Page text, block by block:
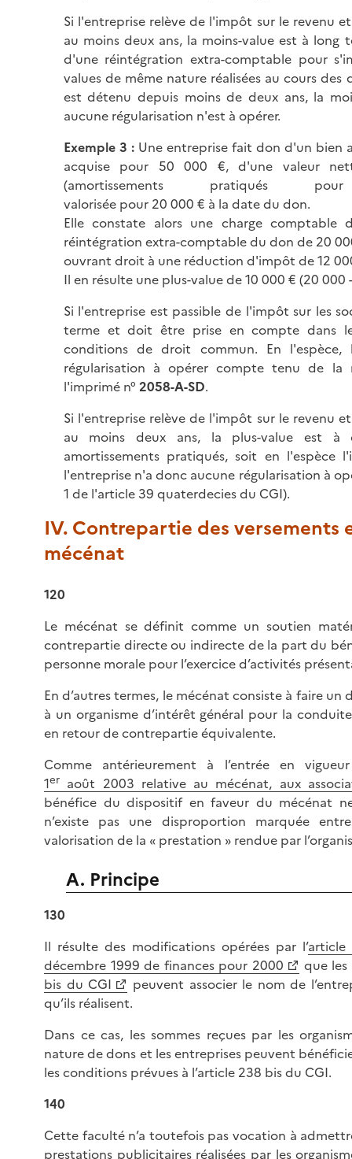
Si l'entreprise relève de l'impôt sur le revenu
au moins deux ans, la moins-value est à
d'une réintégration extra-comptable pour
values de même nature réalisées au cours des
est détenu depuis moins de deux ans, la
aucune régularisation n'est à opérer.
Exemple 3 : Une entreprise fait don d'un bien
acquise pour 50 000 €, d'une valeur
(amortissements
valorisée pour 20 000 € à la date du don.
Elle constate alors une charge
réintégration extra-comptable du don de 20
ouvrant droit à une réduction d'impôt de 12
Il en résulte une plus-value de 10 000 € (20 000
Si l'entreprise est passible de l'impôt sur les
terme et doit être prise en compte dans
conditions de droit commun. En l'espèce,
régularisation à opérer compte tenu de la
l'imprimé n° 2058-A-SD.
Si l'entreprise relève de l'impôt sur le revenu
au moins deux ans, la plus-value est
amortissements pratiqués, soit en l'espèce
l'entreprise n'a donc aucune régularisation à
1 de l'article 39 quaterdecies du CGI).
IV. Contrepartie des versements
mécénat
120
Le mécénat se définit comme un soutien
contrepartie directe ou indirecte de la part du
personne morale pour l’exercice d’activités
En d’autres termes, le mécénat consiste à faire
à un organisme d’intérêt général pour la
en retour de contrepartie équivalente.
Comme antérieurement à l’entrée en
1er août 2003 relative au mécénat, aux
bénéfice du dispositif en faveur du mécénat
n’existe pas une disproportion marquée
valorisation de la « prestation » rendue par
A. Principe
130
Il résulte des modifications opérées par l’article
décembre 1999 de finances pour 2000
que les
bis du CGI
peuvent associer le nom de
qu’ils réalisent.
Dans ce cas, les sommes reçues par les
nature de dons et les entreprises peuvent
les conditions prévues à l’article 238 bis du CGI.
140
Cette faculté n’a toutefois pas vocation à
prestations publicitaires réalisées par les